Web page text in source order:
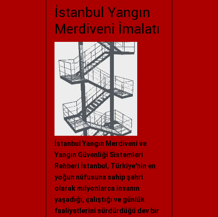
İstanbul Yangın
Merdiveni İmalatı
İstanbul Yangın Merdiveni ve
Yangın Güvenliği Sistemleri
Rehberi İstanbul, Türkiye'nin en
yoğun nüfusuna sahip şehri
olarak milyonlarca insanın
yaşadığı, çalıştığı ve günlük
faaliyetlerini sürdürdüğü dev bir